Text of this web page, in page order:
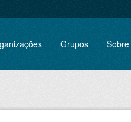
Grupos Sobre